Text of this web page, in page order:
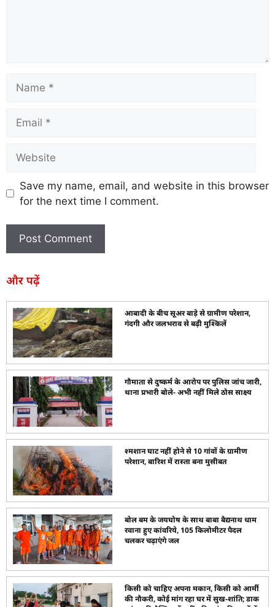
Save my name, email, and website in this browser
for the next time I comment.
और पढ़ें
आबादी के बीच सूअर बाड़े से ग्रामीण परेशान,
गंदगी और जलभराव से बढ़ी मुश्किलें
गौमाता से दुष्कर्म के आरोप पर पुलिस जांच जारी,
थाना प्रभारी बोले- अभी नहीं मिले ठोस साक्ष्य
श्मशान घाट नहीं होने से 10 गांवों के ग्रामीण
परेशान, बारिश में रास्ता बना मुसीबत
बोल बम के जयघोष के साथ बाबा बैद्यनाथ धाम
रवाना हुए कांवरिये, 105 किलोमीटर पैदल
चलकर चढ़ाएंगे जल
किसी को चाहिए अपना मकान, किसी को आर्मी
की नौकरी, कोई मांग रहा घर में सुख-शांति; डाक